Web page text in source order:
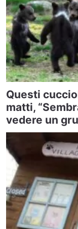
Questi
matti,
vedere un